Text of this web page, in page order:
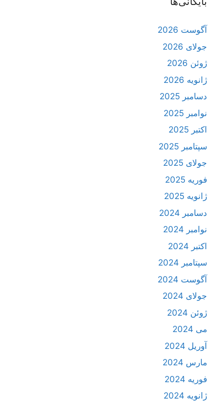
آگوست 2026
جولای 2026
ژوئن 2026
ژانویه 2026
دسامبر 2025
نوامبر 2025
اکتبر 2025
سپتامبر 2025
جولای 2025
فوریه 2025
ژانویه 2025
دسامبر 2024
نوامبر 2024
اکتبر 2024
سپتامبر 2024
آگوست 2024
جولای 2024
ژوئن 2024
می 2024
آوریل 2024
مارس 2024
فوریه 2024
ژانویه 2024